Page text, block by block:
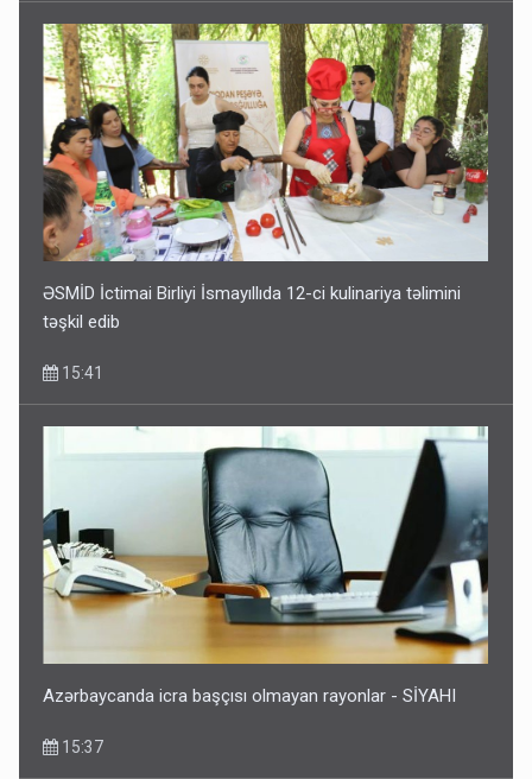
ƏSMİD İctimai Birliyi İsmayıllıda 12-ci kulinariya təlimini
təşkil edib
15:41
Azərbaycanda icra başçısı olmayan rayonlar - SİYAHI
15:37